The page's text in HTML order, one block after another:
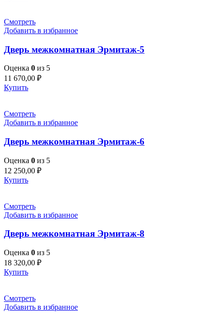
Смотреть
Добавить в избранное
Дверь межкомнатная Эрмитаж-5
Оценка 0 из 5
11 670,00 ₽
Купить
Смотреть
Добавить в избранное
Дверь межкомнатная Эрмитаж-6
Оценка 0 из 5
12 250,00 ₽
Купить
Смотреть
Добавить в избранное
Дверь межкомнатная Эрмитаж-8
Оценка 0 из 5
18 320,00 ₽
Купить
Смотреть
Добавить в избранное